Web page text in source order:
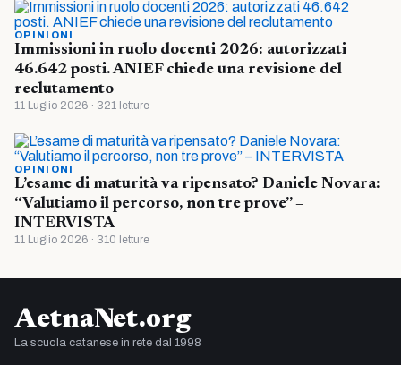
OPINIONI
Immissioni in ruolo docenti 2026: autorizzati
46.642 posti. ANIEF chiede una revisione del
reclutamento
11 Luglio 2026 · 321 letture
OPINIONI
L’esame di maturità va ripensato? Daniele Novara:
“Valutiamo il percorso, non tre prove” –
INTERVISTA
11 Luglio 2026 · 310 letture
AetnaNet.org
La scuola catanese in rete dal 1998